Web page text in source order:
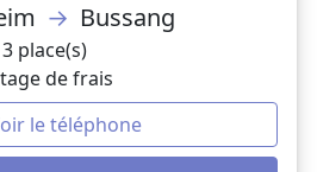
→ Bussang
3 place(s)
de frais
le téléphone